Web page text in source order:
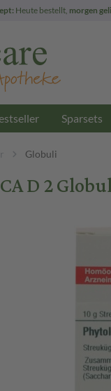
Heute bestellt, morgen
Sparsets
Globuli
D 2